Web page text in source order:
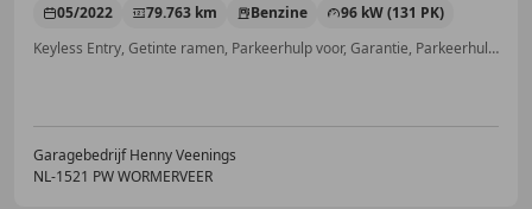
05/2022 79.763 km Benzine
96 kW (131 PK)
Keyless Entry, Getinte ramen, Parkeerhulp voor, Garantie, Parkeerhulp met camera, Grootlichtassistent, Regensensor, Sfeerverlichting
Garagebedrijf Henny Veenings
NL-1521 PW WORMERVEER